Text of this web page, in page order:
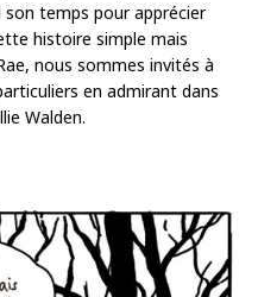
temps pour apprécier
histoire simple mais
nous sommes invités à
en admirant dans
Walden.